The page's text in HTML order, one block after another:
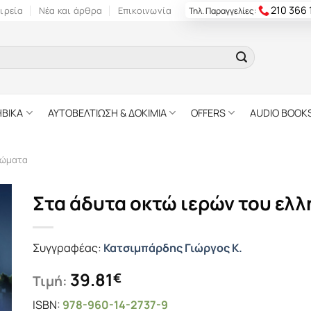
Νέα και άρθρα Επικοινωνία Τηλ. Παραγγελίες: 210 366
ΑΥΤΟΒΕΛΤΙΩΣΗ & ΔΟΚΙΜΙΑ OFFERS AUDIO
Στα άδυτα οκτώ ιερών του
Συγγραφέας: Κατσιμπάρδης Γιώργος Κ.
Τιμή: 39.81€
ISBN: 978-960-14-2737-9